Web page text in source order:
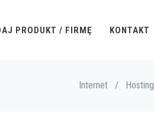
PRODUKT / FIRMĘ KONTAKT
Internet / Hosting